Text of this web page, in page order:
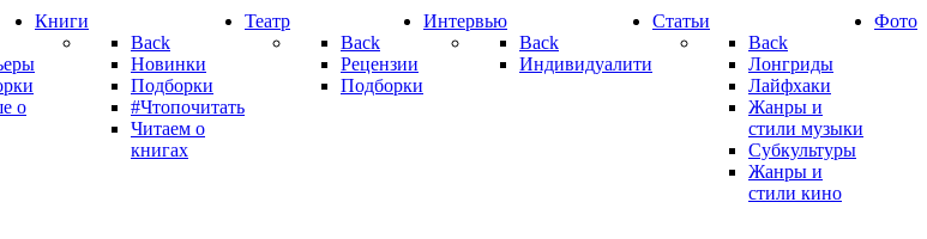
о
Книги
Back
Новинки
Подборки
#Чтопочитать
Читаем о
книгах
Театр
Back
Рецензии
Подборки
Фото
Интервью
Back
Индивидуалити
Статьи
Back
Лонгриды
Лайфхаки
Жанры и
стили музыки
Субкультуры
Жанры и
стили кино